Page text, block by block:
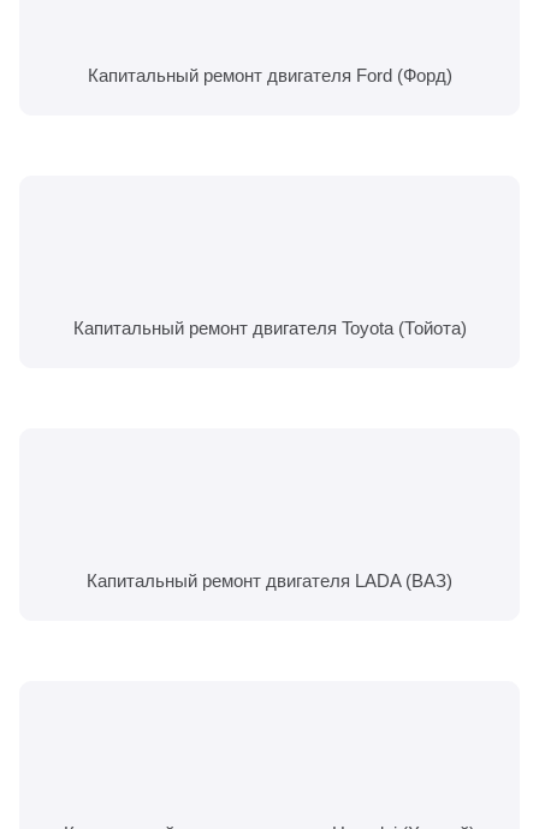
Капитальный ремонт двигателя Ford (Форд)
Капитальный ремонт двигателя Toyota (Тойота)
Капитальный ремонт двигателя LADA (ВАЗ)